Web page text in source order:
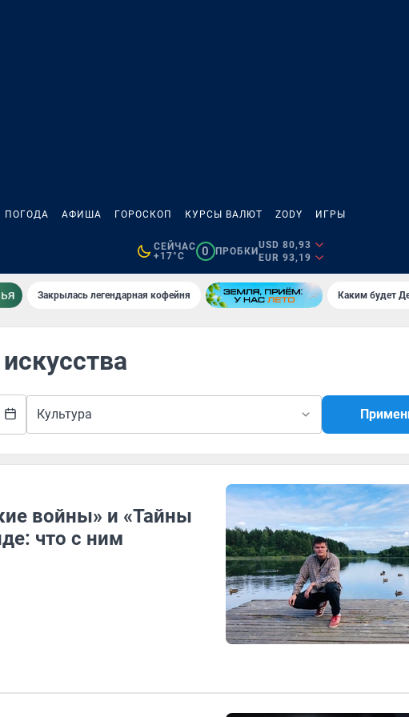
ПОГОДА АФИША ГОРОСКОП КУРСЫ ВАЛЮТ ZODY ИГРЫ
СЕЙЧАС
+17°C
0 ПРОБКИ
USD 80,93
EUR 93,19
Закрылась легендарная кофейня Каким будет
Культура
войны» и «Тайны
что с ним